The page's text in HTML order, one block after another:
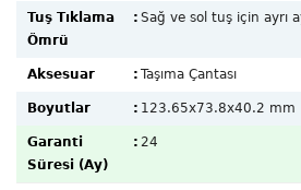
Tuş Tıklama
Ömrü
: Sağ ve sol tuş için ayrı
Aksesuar : Taşıma Çantası
Boyutlar : 123.65x73.8x40.2 mm
Garanti
Süresi (Ay)
: 24